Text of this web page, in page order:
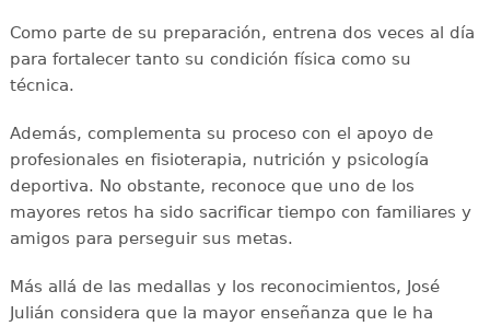
Como parte de su preparación, entrena dos veces al día
para fortalecer tanto su condición física como su
técnica.
Además, complementa su proceso con el apoyo de
profesionales en fisioterapia, nutrición y psicología
deportiva. No obstante, reconoce que uno de los
mayores retos ha sido sacrificar tiempo con familiares y
amigos para perseguir sus metas.
Más allá de las medallas y los reconocimientos, José
Julián considera que la mayor enseñanza que le ha